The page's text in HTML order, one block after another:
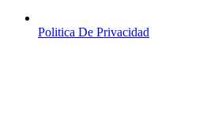
Politica De Privacidad